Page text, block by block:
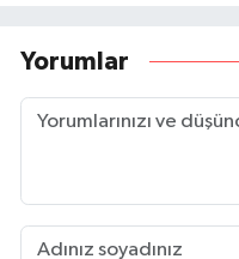
Yorumlar